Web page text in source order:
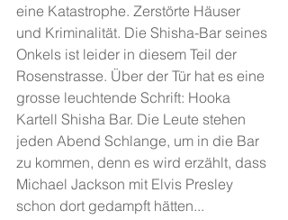
eine Katastrophe. Zerstörte Häuser
und Kriminalität. Die Shisha-Bar seines
Onkels ist leider in diesem Teil der
Rosenstrasse. Über der Tür hat es eine
grosse leuchtende Schrift: Hooka
Kartell Shisha Bar. Die Leute stehen
jeden Abend Schlange, um in die Bar
zu kommen, denn es wird erzählt, dass
Michael Jackson mit Elvis Presley
schon dort gedampft hätten...